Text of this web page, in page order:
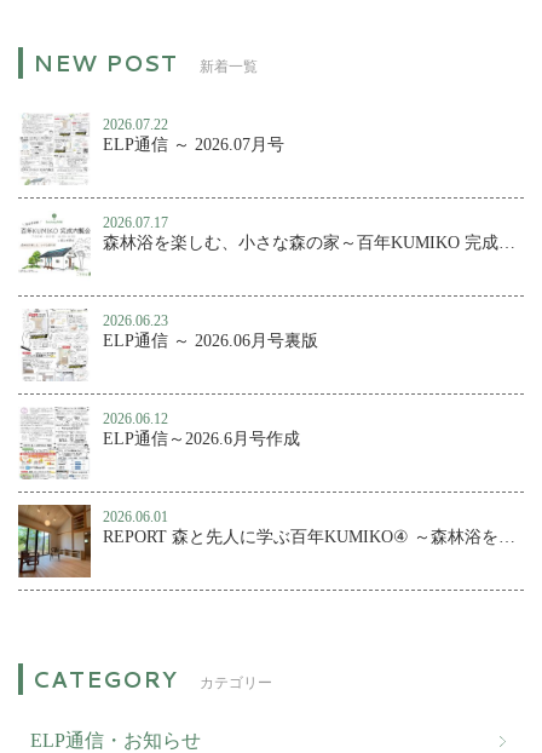
新着一覧
2026.07.22
ELP通信 ～ 2026.07月号
2026.07.17
森林浴を楽しむ、小さな森の家～百年KUMIKO 完成内覧会
2026.06.23
ELP通信 ～ 2026.06月号裏版
2026.06.12
ELP通信～2026.6月号作成
2026.06.01
REPORT 森と先人に学ぶ百年KUMIKO④ ～森林浴を楽しむ、小さな森の家
カテゴリー
ELP通信・お知らせ